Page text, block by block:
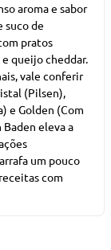
aroma e sabor
suco de
pratos
queijo cheddar.
vale conferir
(Pilsen),
e Golden (Com
Baden eleva a
um pouco
com